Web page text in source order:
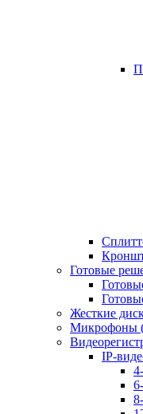
Готовые
Жесткие
Микрофоны
IP-